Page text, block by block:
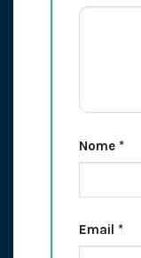
Nome *
Email *